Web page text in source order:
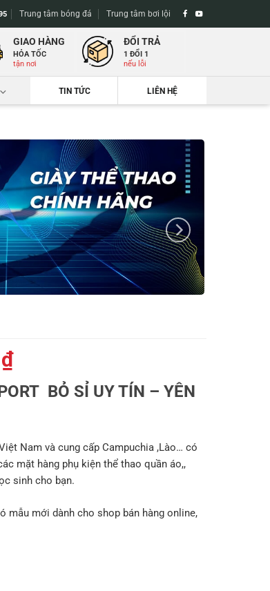
Trung tâm bóng đá Trung tâm bơi lội
GIAO HÀNG
HỎA TỐC
tận nơi
ĐỔI TRẢ
1 ĐỔI 1
nếu lỗi
TIN TỨC LIÊN HỆ
₫Giá
hiện
tại
179.000 ₫.
BỎ SỈ UY TÍN – YÊN
Nam và cung cấp Campuchia ,Lào… có
mặt hàng phụ kiện thể thao quần áo,,
sinh cho bạn.
mẫu mới dành cho shop bán hàng online,